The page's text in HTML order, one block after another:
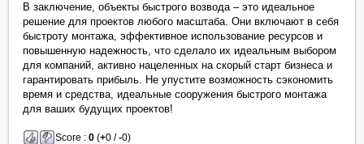
В заключение, объекты быстрого возвода – это идеальное
решение для проектов любого масштаба. Они включают в себя
быстроту монтажа, эффективное использование ресурсов и
повышенную надежность, что сделало их идеальным выбором
для компаний, активно нацеленных на скорый старт бизнеса и
гарантировать прибыль. Не упустите возможность сэкономить
время и средства, идеальные сооружения быстрого монтажа
для ваших будущих проектов!
Score :0 (+0 /-0)